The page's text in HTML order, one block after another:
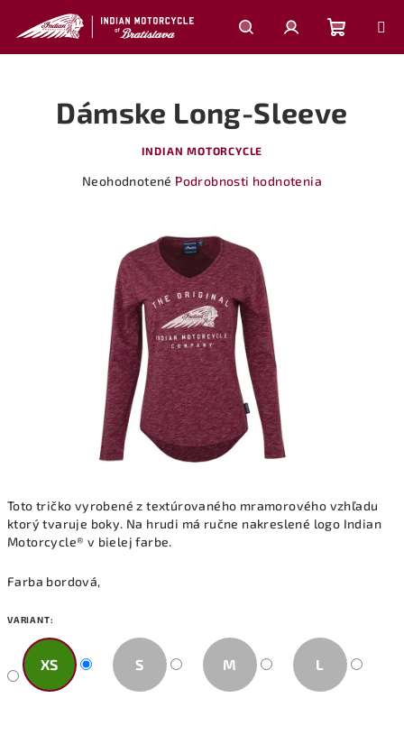
obsah
HľadaťPrihlásenie
košík
Toto tričko vyrobené z textúrovaného mramorového vzhľadu
ktorý tvaruje boky. Na hrudi má ručne nakreslené logo Indian
Motorcycle® v bielej farbe.
Farba bordová,
VARIANT:
XS S M L
Dámske Long-Sleeve
INDIAN MOTORCYCLE
Priemerné
hviezdičiek.
Neohodnotené Podrobnosti hodnotenia